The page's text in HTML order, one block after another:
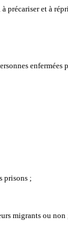
et à
enfermées
prisons ;
migrants ou non